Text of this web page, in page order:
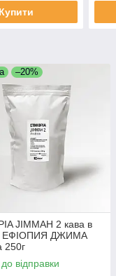
Купити
–20%
JIMMAH 2 кава в
ЕФІОПИЯ ДЖИМА
250г
кава
Моносорт
відправки